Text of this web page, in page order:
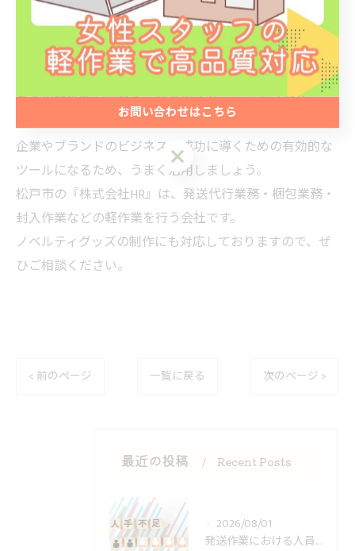
ノベルティグッズがもたらす効果は、認知度の向上・顧
客との関係性を深める・企業のイメージアップなどで
す。
企業やブランドのビジネスを成功に導くための有効的な
ツールになるため、うまく活用しましょう。
松戸市の『株式会社HR』は、発送代行業務・梱包業務・
封入作業などの軽作業を行う会社です。
ノベルティグッズの制作にも対応しておりますので、ぜ
ひご相談ください。
< 前のページ 一覧に戻る 次のページ >
最近の投稿 Recent Posts
2026/08/01
発送作業における人員不足への対策
お問い合わせはこちら